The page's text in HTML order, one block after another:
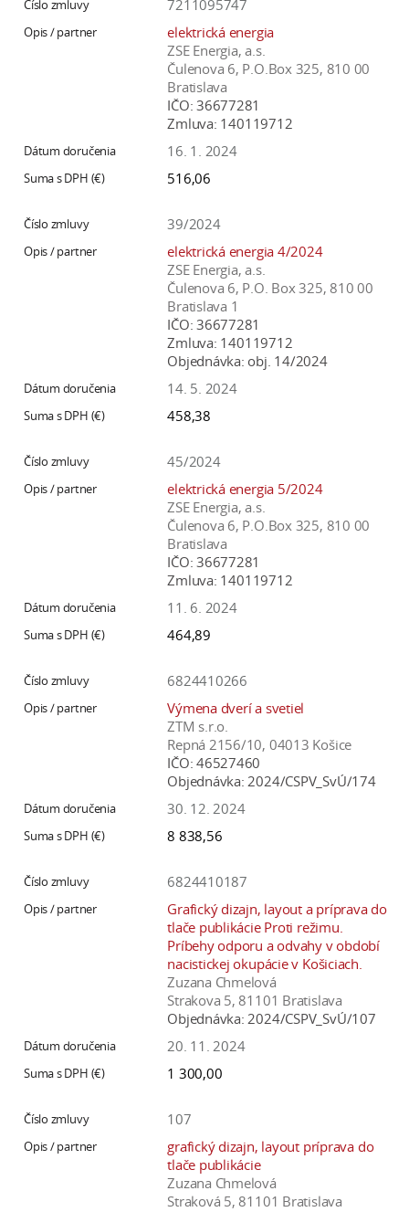
7211095747
elektrická energia
ZSE Energia, a.s.
Čulenova 6, P.O.Box 325, 810 00
Bratislava
IČO: 36677281
Zmluva: 140119712
16. 1. 2024
516,06
39/2024
elektrická energia 4/2024
ZSE Energia, a.s.
Čulenova 6, P.O. Box 325, 810 00
Bratislava 1
IČO: 36677281
Zmluva: 140119712
Objednávka: obj. 14/2024
14. 5. 2024
458,38
45/2024
elektrická energia 5/2024
ZSE Energia, a.s.
Čulenova 6, P.O.Box 325, 810 00
Bratislava
IČO: 36677281
Zmluva: 140119712
11. 6. 2024
464,89
6824410266
Výmena dverí a svetiel
ZTM s.r.o.
Repná 2156/10, 04013 Košice
IČO: 46527460
Objednávka: 2024/CSPV_SvÚ/174
30. 12. 2024
8 838,56
6824410187
Grafický dizajn, layout a príprava do
tlače publikácie Proti režimu.
Príbehy odporu a odvahy v období
nacistickej okupácie v Košiciach.
Zuzana Chmelová
Strakova 5, 81101 Bratislava
Objednávka: 2024/CSPV_SvÚ/107
20. 11. 2024
1 300,00
107
grafický dizajn, layout príprava do
tlače publikácie
Zuzana Chmelová
Straková 5, 81101 Bratislava